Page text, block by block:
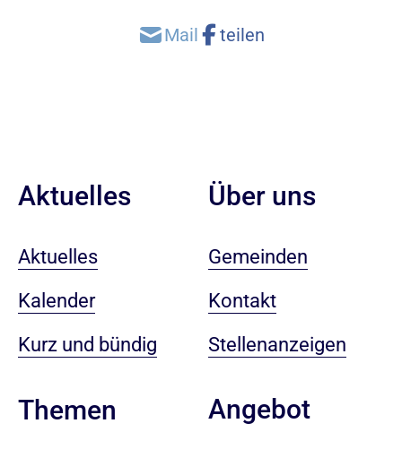
Aktuelles
Aktuelles
Kalender
Kurz und bündig
Themen
Über uns
Gemeinden
Kontakt
Stellenanzeigen
Angebot